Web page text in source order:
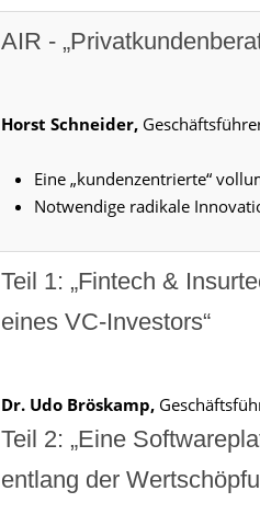
AIR -
Horst Schneider,
Eine „kundenzentrierte“
Notwendige radikale
Teil 1: „Fintech &
eines VC-Investors“
Dr. Udo Bröskamp,
Teil 2: „Eine
entlang der